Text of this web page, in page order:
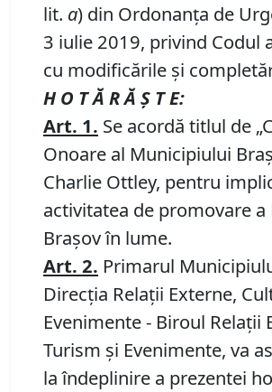
lit. a) din Ordonanța de
3 iulie 2019, privind Codul
cu modificările și
H O T Ă R Ă Ş T E:
Art. 1. Se acordă titlul de
Onoare al Municipiului
Charlie Ottley, pentru
activitatea de promovare
Brașov în lume.
Art. 2. Primarul
Direcţia Relaţii Externe,
Evenimente - Biroul Relații
Turism și Evenimente, va
la îndeplinire a prezentei